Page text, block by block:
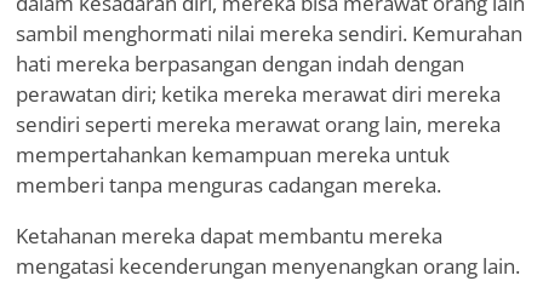
sambil menghormati nilai mereka sendiri. Kemurahan
hati mereka berpasangan dengan indah dengan
perawatan diri; ketika mereka merawat diri mereka
sendiri seperti mereka merawat orang lain, mereka
mempertahankan kemampuan mereka untuk
memberi tanpa menguras cadangan mereka.
Ketahanan mereka dapat membantu mereka
mengatasi kecenderungan menyenangkan orang lain.